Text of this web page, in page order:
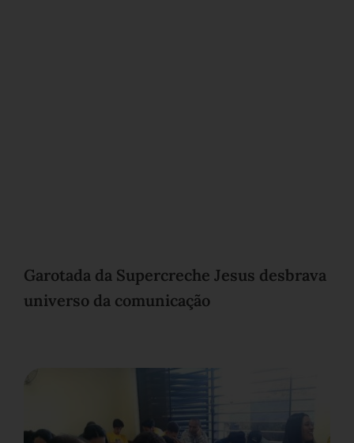
Garotada da Supercreche Jesus desbrava
universo da comunicação